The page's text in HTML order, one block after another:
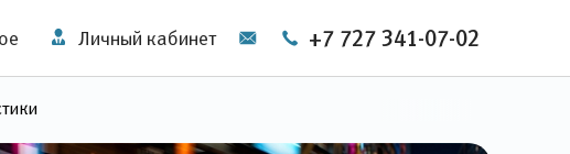
Личный кабинет +7 727 341-07-02